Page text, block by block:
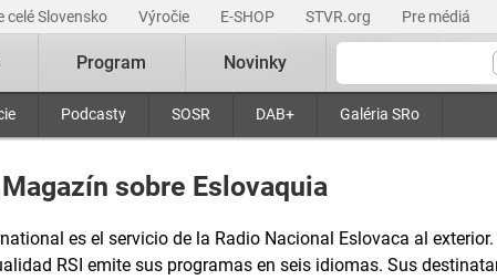
celé Slovensko Výročie E-SHOP STVR.org Pre médiá
Podcasty SOSR DAB+ Galéria SRo
Program Novinky
sobre Eslovaquia
es el servicio de la Radio Nacional Eslovaca al exterior.
RSI emite sus programas en seis idiomas. Sus